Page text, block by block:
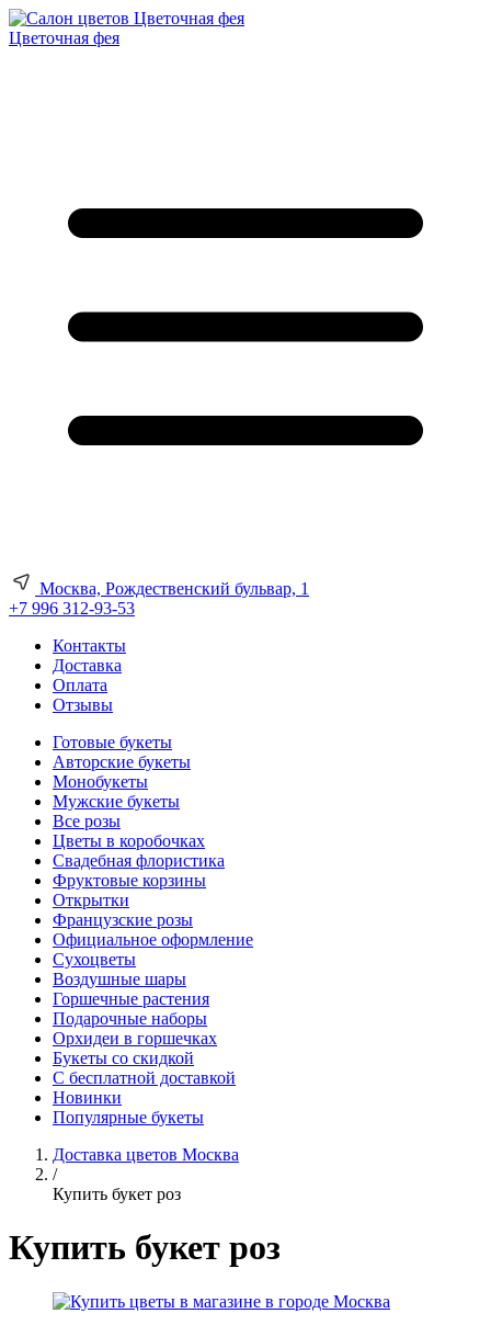
Цветочная фея
Москва, Рождественский бульвар, 1
+7 996 312-93-53
Контакты
Доставка
Оплата
Отзывы
Готовые букеты
Авторские букеты
Монобукеты
Мужские букеты
Все розы
Цветы в коробочках
Свадебная флористика
Фруктовые корзины
Открытки
Французские розы
Официальное оформление
Сухоцветы
Воздушные шары
Горшечные растения
Подарочные наборы
Орхидеи в горшечках
Букеты со скидкой
С бесплатной доставкой
Новинки
Популярные букеты
Доставка цветов Москва
/
Купить букет роз
Купить букет роз